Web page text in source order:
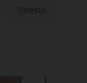
Trieste